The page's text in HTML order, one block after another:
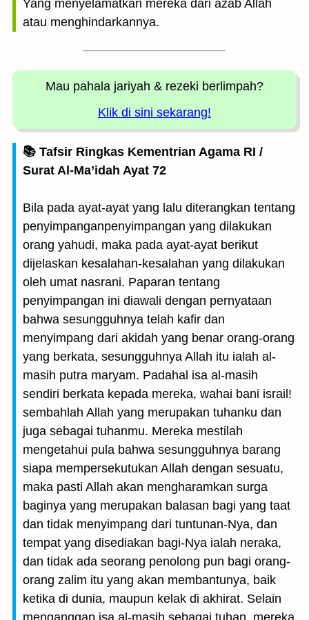
Yang menyelamatkan mereka dari azab Allah
atau menghindarkannya.
Mau pahala jariyah & rezeki berlimpah?
Klik di sini sekarang!
📚 Tafsir Ringkas Kementrian Agama RI /
Surat Al-Ma’idah Ayat 72
Bila pada ayat-ayat yang lalu diterangkan tentang
penyimpanganpenyimpangan yang dilakukan
orang yahudi, maka pada ayat-ayat berikut
dijelaskan kesalahan-kesalahan yang dilakukan
oleh umat nasrani. Paparan tentang
penyimpangan ini diawali dengan pernyataan
bahwa sesungguhnya telah kafir dan
menyimpang dari akidah yang benar orang-orang
yang berkata, sesungguhnya Allah itu ialah al-
masih putra maryam. Padahal isa al-masih
sendiri berkata kepada mereka, wahai bani israil!
sembahlah Allah yang merupakan tuhanku dan
juga sebagai tuhanmu. Mereka mestilah
mengetahui pula bahwa sesungguhnya barang
siapa mempersekutukan Allah dengan sesuatu,
maka pasti Allah akan mengharamkan surga
baginya yang merupakan balasan bagi yang taat
dan tidak menyimpang dari tuntunan-Nya, dan
tempat yang disediakan bagi-Nya ialah neraka,
dan tidak ada seorang penolong pun bagi orang-
orang zalim itu yang akan membantunya, baik
ketika di dunia, maupun kelak di akhirat. Selain
menganggap isa al-masih sebagai tuhan, mereka